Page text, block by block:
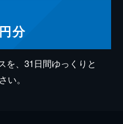
円分
を、31日間ゆっくりと
い。